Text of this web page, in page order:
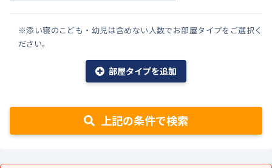
※添い寝のこども・幼児は含めない人数でお部屋タイプをご選択く
ださい。
部屋タイプを追加
上記の条件で検索